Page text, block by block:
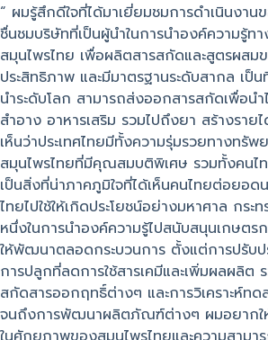
“ ผมรู้สึกดีใจที่ได้มาเยี่ยมชมการดำเนินงาน
ชื่นชมบริษัทที่เป็นผู้นำในการนำองค์ความรู้ท
สมุนไพรไทย เพื่อผลิตสารสกัดและสูตรผสม
ประสิทธิภาพ และมีมาตรฐานระดับสากล เป็
นำระดับโลก สามารถส่งออกสารสกัดเพื่อนำ
สำอาง อาหารเสริม รวมไปถึงยา สร้างราย
เห็นว่าประเทศไทยมีทั้งความรุ่มรวยทางทรั
สมุนไพรไทยที่มีคุณสมบติพิเศษ รวมทั้งคนไ
เป็นสิ่งที่น่าภาคภูมิใจที่ได้เห็นคนไทยต่อยอด
ไทยไปใช้ให้เกิดประโยชน์อย่างมหาศาล กร
หนึ่งในการนำองค์ความรู้ไปสนับสนุนเกษตร
ให้พัฒนาตลอดกระบวนการ ตั้งแต่การปรับ
การปลูกที่ลดการใช้สารเคมีและเพิ่มผลผลิต
สกัดสารออกฤทธิ์ต่างๆ และการวิเคราะห์ทด
จนถึงการพัฒนาผลิตภัณฑ์ต่างๆ ผมอยากใ